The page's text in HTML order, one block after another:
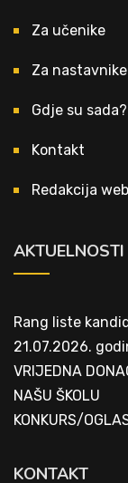
Za učenike
Za nastavnike
Gdje su sada?
Kontakt
Redakcija
AKTUELNOSTI
Rang liste
21.07.2026.
VRIJEDNA
NAŠU ŠKOLU
KONKURS/
KONTAKT